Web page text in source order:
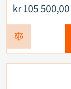
kr105 500,00